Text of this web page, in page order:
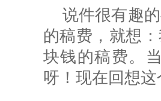
说件很有趣
的稿费，就想
块钱的稿费。
呀！现在回想